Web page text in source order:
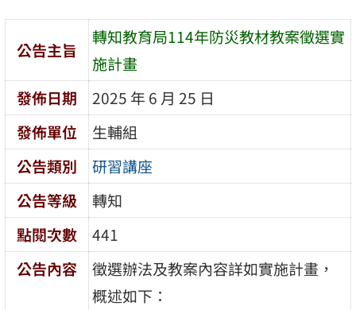
區
公告主旨
轉知教育局114年防災教材教案徵選實
施計畫
發佈日期
2025 年 6 月 25 日
發佈單位
生輔組
公告類別
研習講座
公告等級
轉知
點閱次數
441
公告內容
徵選辦法及教案內容詳如實施計畫，
概述如下：